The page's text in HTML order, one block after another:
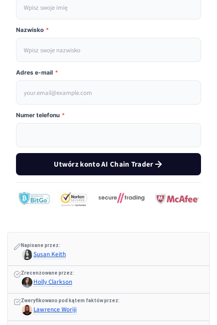
Nazwisko *
Adres e-mail *
Numer telefonu *
Utwórz konto AI Chain Trader
Napisane przez:
Susan Keith
Zrecenzowane przez:
Holly Clarkson
Zweryfikowano pod kątem faktów przez:
Lawrence Woriji